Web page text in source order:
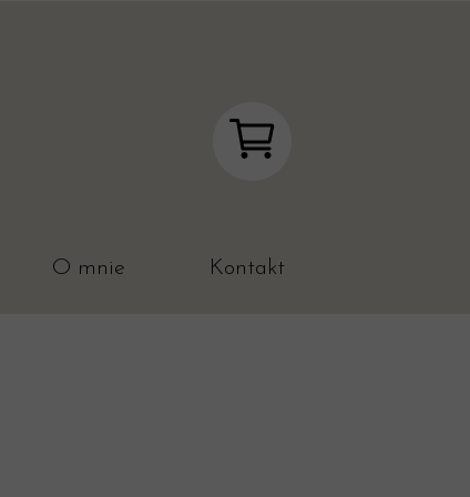
O mnie Kontakt